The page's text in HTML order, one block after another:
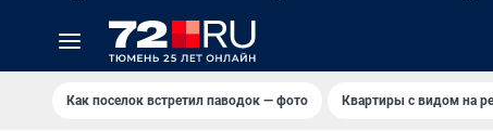
Как поселок встретил паводок — фото Квартиры с видом на